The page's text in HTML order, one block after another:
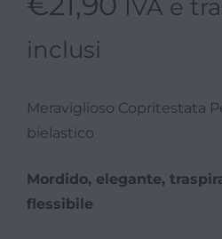
recensioni
IVA e
inclusi
Meraviglioso Copritestata
bielastico
Mordido, elegante,
flessibile